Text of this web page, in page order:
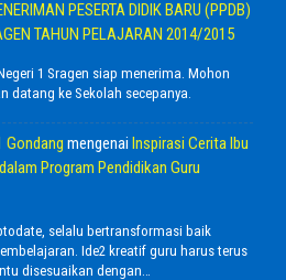
PESERTA DIDIK BARU (PPDB)
TAHUN PELAJARAN 2014/2015
1 Sragen siap menerima. Mohon
datang ke Sekolah secepanya.
Gondang mengenai Inspirasi Cerita Ibu
Program Pendidikan Guru
selalu bertransformasi baik
Ide2 kreatif guru harus terus
disesuaikan dengan…